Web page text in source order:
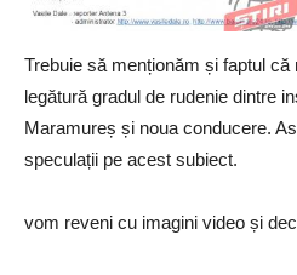
Trebuie să menționăm și faptul
legătură gradul de rudenie dintre
Maramureș și noua conducere.
speculații pe acest subiect.
vom reveni cu imagini video și